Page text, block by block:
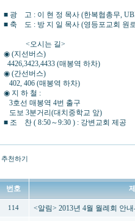
■ 광 고 : 이 현 정 목사 (한복협총무,
■ 축 도 : 방 지 일 목사 (영등포교회 원
<오시는 길>
◉ (지선버스)
4426,3423,4433 (매봉역 하차)
◉ (간선버스)
402, 406 (매봉역 하차)
◉ 지 하 철 :
3호선 매봉역 4번 출구
도보 3분거리(대치중학교 앞)
■ 조 찬 ( 8:50～9:30 ) : 강변교회 제공
추천하기
번호
114 <알림> 2013년 4월 월례회 안